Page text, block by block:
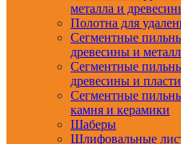
металла и
Полотна для
Сегментные
древесины и
Сегментные
древесины и
Сегментные
камня и керамики
Шаберы
Шлифовальные